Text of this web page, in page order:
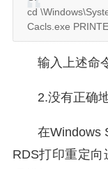
cd
Cacls.exe
输入上述命
2.没有正确
在Windows
RDS打印重定